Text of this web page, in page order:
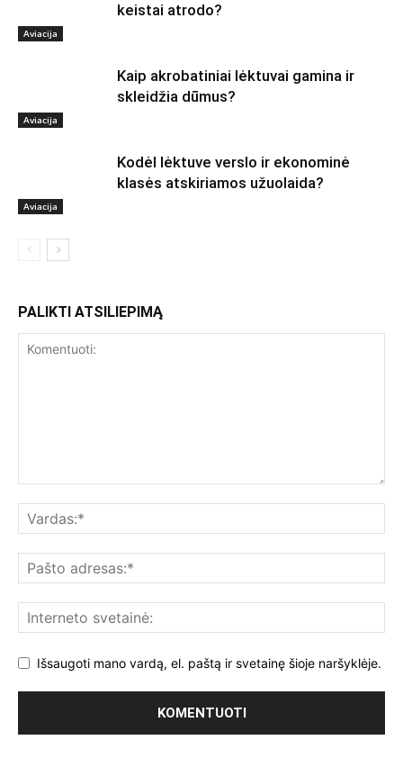
Aviacija
keistai atrodo?
Aviacija
Kaip akrobatiniai lėktuvai gamina ir
skleidžia dūmus?
Aviacija
Kodėl lėktuve verslo ir ekonominė
klasės atskiriamos užuolaida?
PALIKTI ATSILIEPIMĄ
Išsaugoti mano vardą, el. paštą ir svetainę šioje naršyklėje.